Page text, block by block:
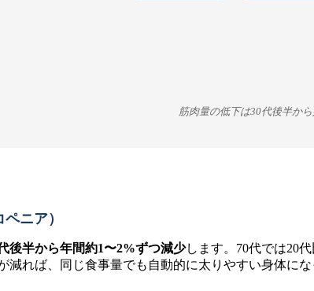
筋肉量の低下は30代後半か
ニア）
後半から年間約1〜2%ずつ減少します。70代では20
減れば、同じ食事量でも自動的に太りやすい身体にな